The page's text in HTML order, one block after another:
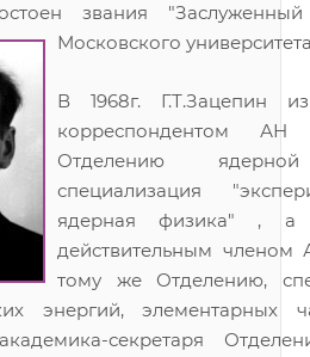
звания
Московского
В 1968г. Г.Т.Зацепин
корреспондентом
Отделению
специализация
ядерная физика" , а
действительным
тому же Отделению,
энергий, элементарных
секретаря